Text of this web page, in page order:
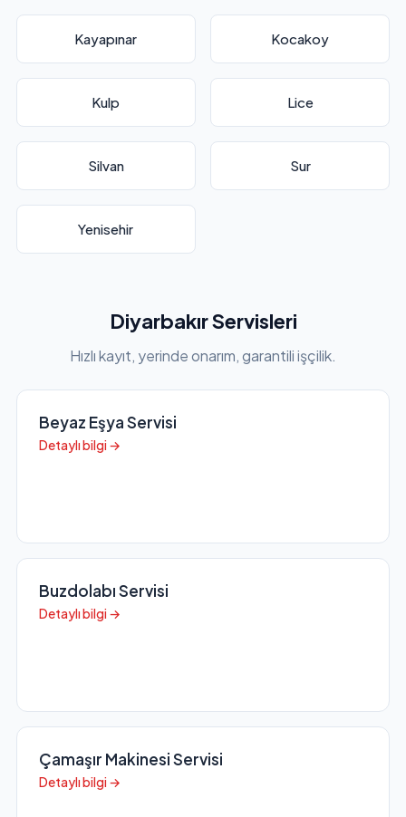
Kayapınar Kocakoy
Kulp Lice
Silvan Sur
Yenisehir
Diyarbakır Servisleri
Hızlı kayıt, yerinde onarım, garantili işçilik.
Beyaz Eşya Servisi
Detaylı bilgi →
Buzdolabı Servisi
Detaylı bilgi →
Çamaşır Makinesi Servisi
Detaylı bilgi →